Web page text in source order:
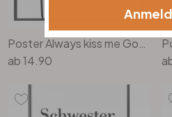
Poster Always kiss me Goodnight
ab14.90